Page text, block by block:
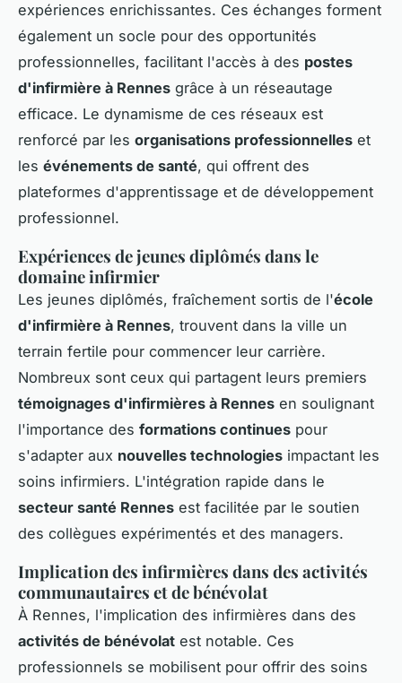
expériences enrichissantes. Ces échanges forment
également un socle pour des opportunités
professionnelles, facilitant l'accès à des postes
d'infirmière à Rennes grâce à un réseautage
efficace. Le dynamisme de ces réseaux est
renforcé par les organisations professionnelles et
les événements de santé, qui offrent des
plateformes d'apprentissage et de développement
professionnel.
Expériences de jeunes diplômés dans le
domaine infirmier
Les jeunes diplômés, fraîchement sortis de l'école
d'infirmière à Rennes, trouvent dans la ville un
terrain fertile pour commencer leur carrière.
Nombreux sont ceux qui partagent leurs premiers
témoignages d'infirmières à Rennes en soulignant
l'importance des formations continues pour
s'adapter aux nouvelles technologies impactant les
soins infirmiers. L'intégration rapide dans le
secteur santé Rennes est facilitée par le soutien
des collègues expérimentés et des managers.
Implication des infirmières dans des activités
communautaires et de bénévolat
À Rennes, l'implication des infirmières dans des
activités de bénévolat est notable. Ces
professionnels se mobilisent pour offrir des soins